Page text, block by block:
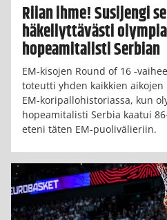
Riian ihme! Susijengi
häkellyttävästi
hopeamitalisti Serbian
EM-kisojen Round of 16 -
toteutti yhden kaikkien
EM-koripallohistoriassa, kun
hopeamitalisti Serbia kaatui
eteni täten EM-puolivälieriin.